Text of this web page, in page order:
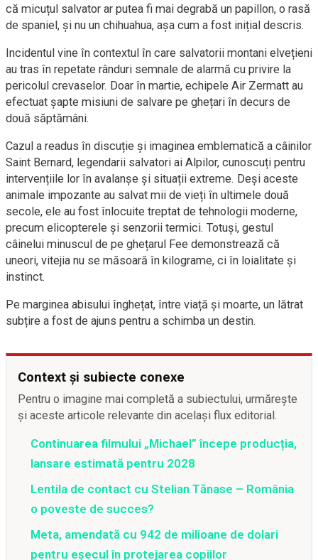
că micuțul salvator ar putea fi mai degrabă un papillon, o rasă
de spaniel, și nu un chihuahua, așa cum a fost inițial descris.
Incidentul vine în contextul în care salvatorii montani elvețieni
au tras în repetate rânduri semnale de alarmă cu privire la
pericolul crevaselor. Doar în martie, echipele Air Zermatt au
efectuat șapte misiuni de salvare pe ghețari în decurs de
două săptămâni.
Cazul a readus în discuție și imaginea emblematică a câinilor
Saint Bernard, legendarii salvatori ai Alpilor, cunoscuți pentru
intervențiile lor în avalanșe și situații extreme. Deși aceste
animale impozante au salvat mii de vieți în ultimele două
secole, ele au fost înlocuite treptat de tehnologii moderne,
precum elicopterele și senzorii termici. Totuși, gestul
câinelui minuscul de pe ghețarul Fee demonstrează că
uneori, vitejia nu se măsoară în kilograme, ci în loialitate și
instinct.
Pe marginea abisului înghețat, între viață și moarte, un lătrat
subțire a fost de ajuns pentru a schimba un destin.
Context și subiecte conexe
Pentru o imagine mai completă a subiectului, urmărește
și aceste articole relevante din același flux editorial.
Continuarea filmului „Michael” începe producția,
lansare estimată pentru 2028
Lentila de contact cu Stelian Tănase – România
o poveste de succes?
Meta, amendată cu 942 de milioane de dolari
pentru eșecul în protejarea copiilor